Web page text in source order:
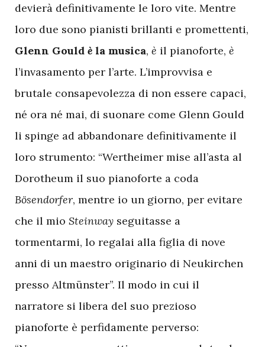
devierà definitivamente le loro vite. Mentre
loro due sono pianisti brillanti e promettenti,
Glenn Gould è la musica, è il pianoforte, è
l’invasamento per l’arte. L’improvvisa e
brutale consapevolezza di non essere capaci,
né ora né mai, di suonare come Glenn Gould
li spinge ad abbandonare definitivamente il
loro strumento: “Wertheimer mise all’asta al
Dorotheum il suo pianoforte a coda
Bösendorfer, mentre io un giorno, per evitare
che il mio Steinway seguitasse a
tormentarmi, lo regalai alla figlia di nove
anni di un maestro originario di Neukirchen
presso Altmünster”. Il modo in cui il
narratore si libera del suo prezioso
pianoforte è perfidamente perverso: